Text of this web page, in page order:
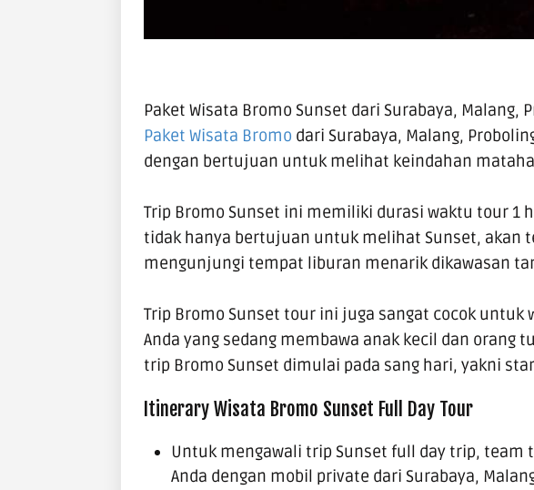
Paket Wisata Bromo Sunset dari Surabaya, Malang,
Paket Wisata Bromo dari Surabaya, Malang,
dengan bertujuan untuk melihat keindahan
Trip Bromo Sunset ini memiliki durasi waktu tour 1
tidak hanya bertujuan untuk melihat Sunset, akan
mengunjungi tempat liburan menarik dikawasan
Trip Bromo Sunset tour ini juga sangat cocok untuk
Anda yang sedang membawa anak kecil dan orang
trip Bromo Sunset dimulai pada sang hari, yakni
Itinerary Wisata Bromo Sunset Full Day Tour
Untuk mengawali trip Sunset full day trip, team
Anda dengan mobil private dari Surabaya,